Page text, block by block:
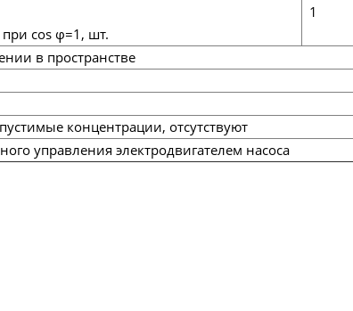
cos φ=1, шт.
1
в пространстве
концентрации, отсутствуют
управления электродвигателем насоса